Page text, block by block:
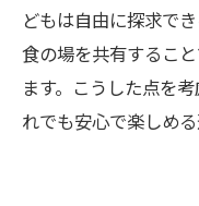
どもは自由に探求で
食の場を共有するこ
ます。こうした点を
れでも安心で楽しめる